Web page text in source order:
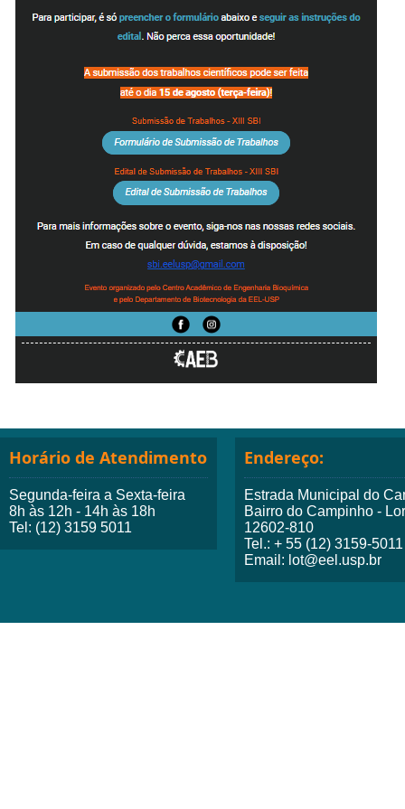
Horário de Atendimento
Segunda-feira a Sexta-feira
8h às 12h - 14h às 18h
Tel: (12) 3159 5011
Endereço:
Estrada Municipal do
Bairro do Campinho -
12602-810
Tel.: + 55 (12) 3159-5011
Email: lot@eel.usp.br